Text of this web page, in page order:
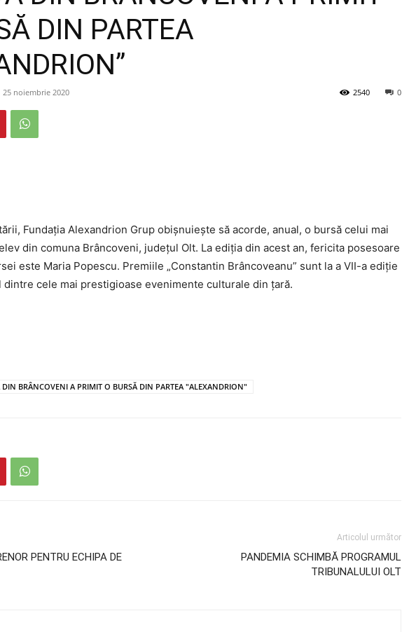
DIN PARTEA
25 noiembrie 2020 0
2540
Fundația Alexandrion Grup obișnuiește să acorde, anual, o bursă celui mai
din comuna Brâncoveni, județul Olt. La ediția din acest an, fericita posesoare
este Maria Popescu. Premiile „Constantin Brâncoveanu” sunt la a VII-a ediţie
dintre cele mai prestigioase evenimente culturale din ţară.
DIN BRÂNCOVENI A PRIMIT O BURSĂ DIN PARTEA "ALEXANDRION"
PENTRU ECHIPA DE
Articolul următor
PANDEMIA SCHIMBĂ PROGRAMUL
TRIBUNALULUI OLT